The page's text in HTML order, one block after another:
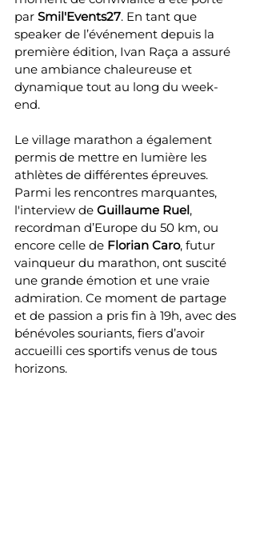
par Smil'Events27. En tant que
speaker de l’événement depuis la
première édition, Ivan Raça a assuré
une ambiance chaleureuse et
dynamique tout au long du week-
end.
Le village marathon a également
permis de mettre en lumière les
athlètes de différentes épreuves.
Parmi les rencontres marquantes,
l'interview de Guillaume Ruel,
recordman d’Europe du 50 km, ou
encore celle de Florian Caro, futur
vainqueur du marathon, ont suscité
une grande émotion et une vraie
admiration. Ce moment de partage
et de passion a pris fin à 19h, avec des
bénévoles souriants, fiers d’avoir
accueilli ces sportifs venus de tous
horizons.